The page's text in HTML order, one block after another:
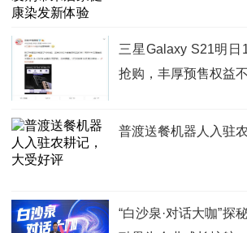
三星Galaxy S21明
抢购，丰厚预售权益
普渡送餐机器人入驻
“白沙泉·对话大咖”探